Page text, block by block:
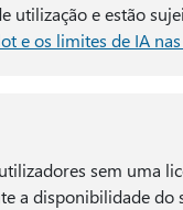
utilização e estão
e os limites de IA
sem uma
a disponibilidade do